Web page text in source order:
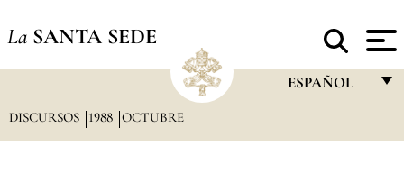
La SANTA SEDE
ESPAÑOL
DISCURSOS 1988 OCTUBRE